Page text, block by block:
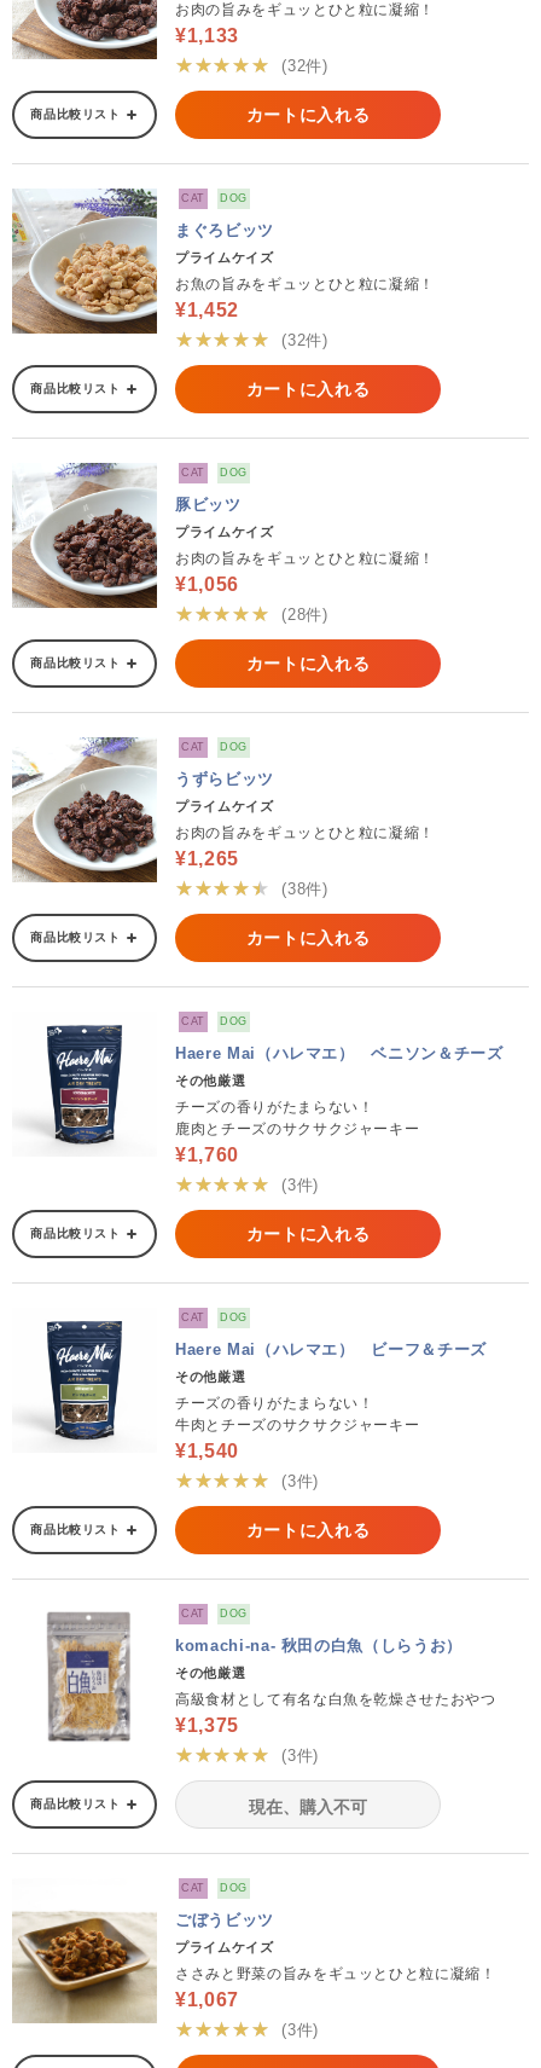
お肉の旨みをギュッとひと粒に凝縮！
¥1,133
★★★★★
(32件)
商品比較リスト カートに入れる
CAT DOG
まぐろビッツ
プライムケイズ
お魚の旨みをギュッとひと粒に凝縮！
¥1,452
★★★★★
(32件)
商品比較リスト カートに入れる
CAT DOG
豚ビッツ
プライムケイズ
お肉の旨みをギュッとひと粒に凝縮！
¥1,056
★★★★★
(28件)
商品比較リスト カートに入れる
CAT DOG
うずらビッツ
プライムケイズ
お肉の旨みをギュッとひと粒に凝縮！
¥1,265
★★★★★
(38件)
商品比較リスト カートに入れる
CAT DOG
Haere Mai（ハレマエ） ベニソン＆チーズ
その他厳選
チーズの香りがたまらない！
鹿肉とチーズのサクサクジャーキー
¥1,760
★★★★★
(3件)
商品比較リスト カートに入れる
CAT DOG
Haere Mai（ハレマエ） ビーフ＆チーズ
その他厳選
チーズの香りがたまらない！
牛肉とチーズのサクサクジャーキー
¥1,540
★★★★★
(3件)
商品比較リスト カートに入れる
CAT DOG
komachi-na- 秋田の白魚（しらうお）
その他厳選
高級食材として有名な白魚を乾燥させたおやつ
¥1,375
★★★★★
(3件)
商品比較リスト 現在、購入不可
CAT DOG
ごぼうビッツ
プライムケイズ
ささみと野菜の旨みをギュッとひと粒に凝縮！
¥1,067
★★★★★
(3件)